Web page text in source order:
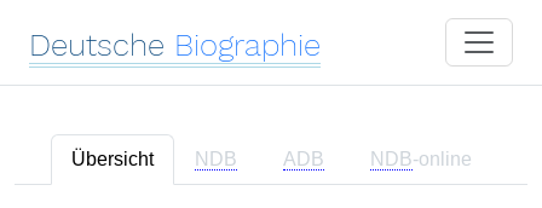
Deutsche Biographie
Übersicht NDB ADB NDB-online